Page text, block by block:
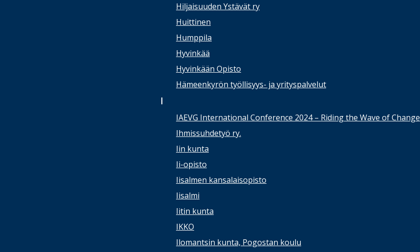
Hiljaisuuden Ystävät ry
Huittinen
Humppila
Hyvinkää
Hyvinkään Opisto
Hämeenkyrön työllisyys- ja yrityspalvelut
I
IAEVG International Conference 2024 – Riding the Wave of Change
Ihmissuhdetyö ry.
Iin kunta
Ii-opisto
Iisalmen kansalaisopisto
Iisalmi
Iitin kunta
IKKO
Ilomantsin kunta, Pogostan koulu